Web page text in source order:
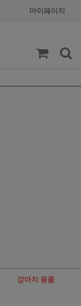
마이페이지
강아지 용품